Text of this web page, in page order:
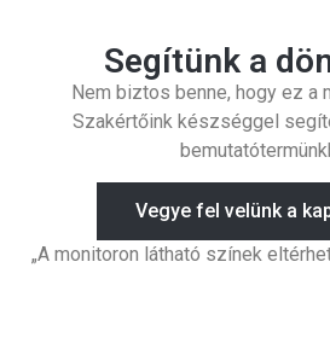
Segítünk a
Nem biztos benne, hogy ez a
Szakértőink készséggel
Vegye fel velünk a
„A monitoron látható színek